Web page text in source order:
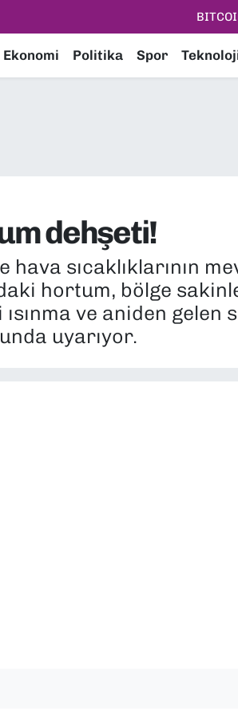
Ekonomi Politika Spor
dehşeti!
hava sıcaklıklarının
hortum, bölge
ve aniden gelen
uyarıyor.